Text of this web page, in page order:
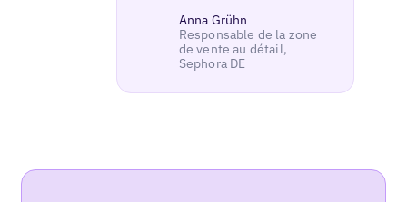
Anna Grühn
Responsable de la zone
de vente au détail,
Sephora DE